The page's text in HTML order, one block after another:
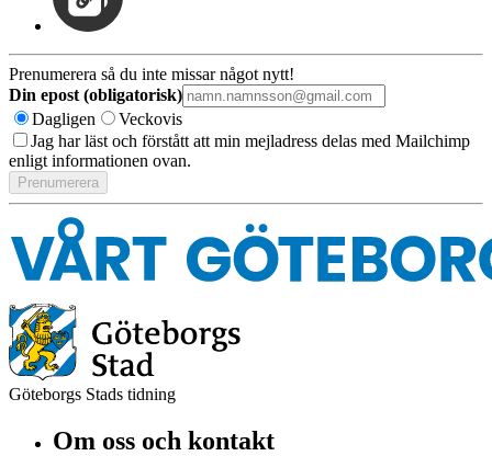
Prenumerera så du inte missar något nytt!
Din epost (obligatorisk)
Dagligen
Veckovis
Jag har läst och förstått att min mejladress delas med Mailchimp
enligt informationen ovan.
Göteborgs Stads tidning
Om oss och kontakt